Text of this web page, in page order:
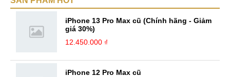
iPhone 13 Pro Max cũ (Chính hãng - Giảm
giá 30%)
12.450.000 ₫
iPhone 12 Pro Max cũ